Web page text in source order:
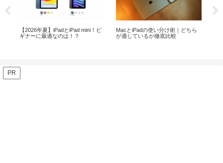
【2026年夏】iPadとiPad mini！ビ
ギナーに最適なのは！？
MacとiPadの使い分け術｜どちら
が適しているか徹底比較
PR